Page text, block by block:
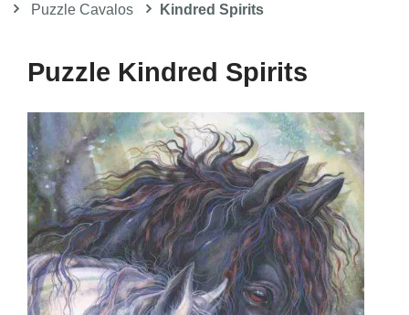
Puzzle Cavalos
Kindred Spirits
Puzzle Kindred Spirits